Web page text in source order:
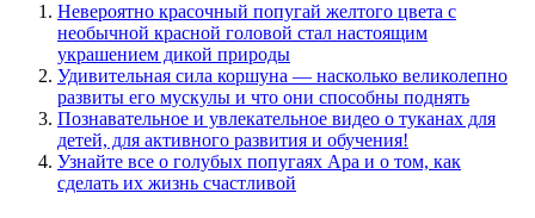
Невероятно красочный попугай желтого цвета с
необычной красной головой стал настоящим
украшением дикой природы
Удивительная сила коршуна — насколько великолепно
развиты его мускулы и что они способны поднять
Познавательное и увлекательное видео о туканах для
детей, для активного развития и обучения!
Узнайте все о голубых попугаях Ара и о том, как
сделать их жизнь счастливой